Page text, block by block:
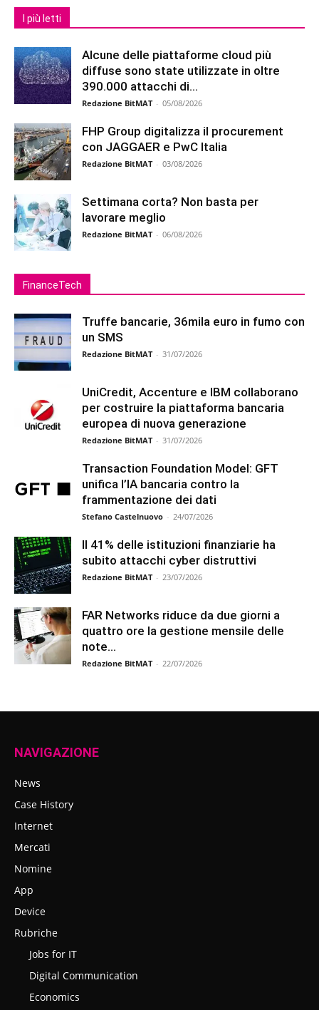
I più letti
Alcune delle piattaforme cloud più
diffuse sono state utilizzate in oltre
390.000 attacchi di...
Redazione BitMAT - 05/08/2026
FHP Group digitalizza il procurement
con JAGGAER e PwC Italia
Redazione BitMAT - 03/08/2026
Settimana corta? Non basta per
lavorare meglio
Redazione BitMAT - 06/08/2026
FinanceTech
Truffe bancarie, 36mila euro in fumo con
un SMS
Redazione BitMAT - 31/07/2026
UniCredit, Accenture e IBM collaborano
per costruire la piattaforma bancaria
europea di nuova generazione
Redazione BitMAT - 31/07/2026
Transaction Foundation Model: GFT
unifica l’IA bancaria contro la
frammentazione dei dati
Stefano Castelnuovo - 24/07/2026
Il 41% delle istituzioni finanziarie ha
subito attacchi cyber distruttivi
Redazione BitMAT - 23/07/2026
FAR Networks riduce da due giorni a
quattro ore la gestione mensile delle
note...
Redazione BitMAT - 22/07/2026
NAVIGAZIONE
News
Case History
Internet
Mercati
Nomine
App
Device
Rubriche
Jobs for IT
Digital Communication
Economics